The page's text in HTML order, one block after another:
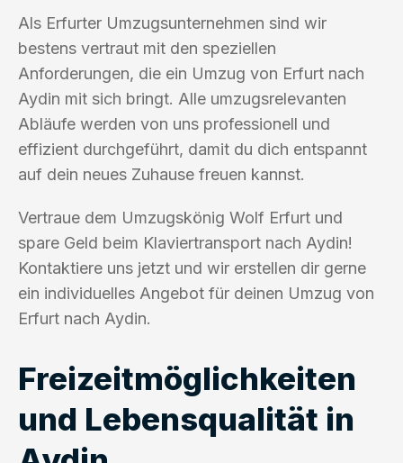
Als Erfurter Umzugsunternehmen sind wir
bestens vertraut mit den speziellen
Anforderungen, die ein Umzug von Erfurt nach
Aydin mit sich bringt. Alle umzugsrelevanten
Abläufe werden von uns professionell und
effizient durchgeführt, damit du dich entspannt
auf dein neues Zuhause freuen kannst.
Vertraue dem Umzugskönig Wolf Erfurt und
spare Geld beim Klaviertransport nach Aydin!
Kontaktiere uns jetzt und wir erstellen dir gerne
ein individuelles Angebot für deinen Umzug von
Erfurt nach Aydin.
Freizeitmöglichkeiten
und Lebensqualität in